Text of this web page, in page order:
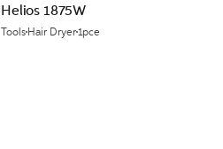
Helios 1875W
Tools Hair Dryer1pce